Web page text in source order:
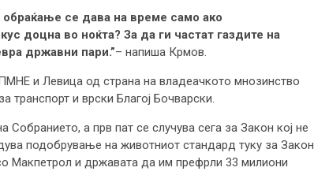
се дава на време само ако
доцна во ноќта? За да ги частат газдите на
државни пари.”– напиша Крмов.
и Левица од страна на владеачкото мнозинство
транспорт и врски Благој Бочварски.
а прв пат се случува сега за Закон кој не
подобрување на животниот стандард туку за Закон
Макпетрол и државата да им префрли 33 милиони